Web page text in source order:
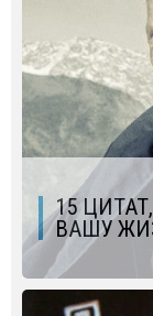
15
ВАШУ